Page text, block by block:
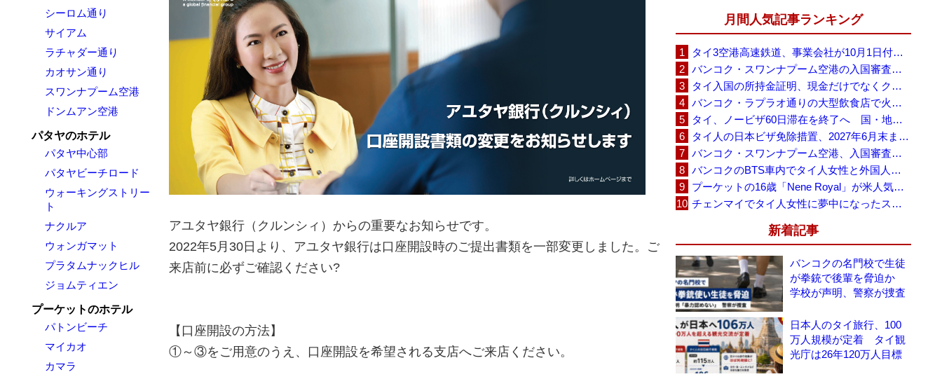
シーロム通り
サイアム
ラチャダー通り
カオサン通り
スワンナプーム空港
ドンムアン空港
パタヤのホテル
パタヤ中心部
パタヤビーチロード
ウォーキングストリー
ト
ナクルア
ウォンガマット
プラタムナックヒル
ジョムティエン
プーケットのホテル
パトンビーチ
マイカオ
カマラ
アユタヤ銀行（クルンシィ）からの重要なお知らせです。
2022年5月30日より、アユタヤ銀行は口座開設時のご提出書類を一部変更しました。ご
来店前に必ずご確認ください?
【口座開設の方法】
①～③をご用意のうえ、口座開設を希望される支店へご来店ください。
月間人気記事ランキング
タイ3空港高速鉄道、事業会社が10月1日付の契約終了を通知 「現時点での撤退決定ではない」
バンコク・スワンナプーム空港の入国審査に長蛇の列、SNSで「3～4時間待ち」との投稿が拡散
タイ入国の所持金証明、現金だけでなくクレジットカードや銀行明細も提示可能
バンコク・ラプラオ通りの大型飲食店で火災、27人死亡・多数負傷
タイ、ノービザ60日滞在を終了へ 国・地域別に30日・15日へ再編
タイ人の日本ビザ免除措置、2027年6月末まで延長 不安広がる中でひとまず安堵
バンコク・スワンナプーム空港、入国審査で2～3時間待ちの時間帯も 審査厳格化と人員不足が影響か
バンコクのBTS車内でタイ人女性と外国人学生グループが口論、騒音めぐる動画が拡散
プーケットの16歳「Nene Royal」が米人気番組で圧巻の演奏、審査員4人全員が「Yes」
チェンマイでタイ人女性に夢中になったスウェーデン人男性、全財産を失い捨てられる
新着記事
バンコクの名門校で生徒
が拳銃で後輩を脅迫か
学校が声明、警察が捜査
日本人のタイ旅行、100
万人規模が定着 タイ観
光庁は26年120万人目標